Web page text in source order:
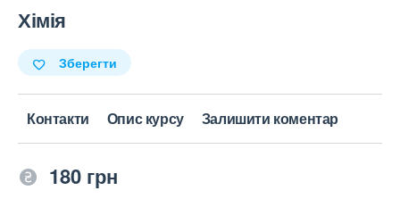
Хімія
Зберегти
Контакти Опис курсу Залишити коментар
180 грн